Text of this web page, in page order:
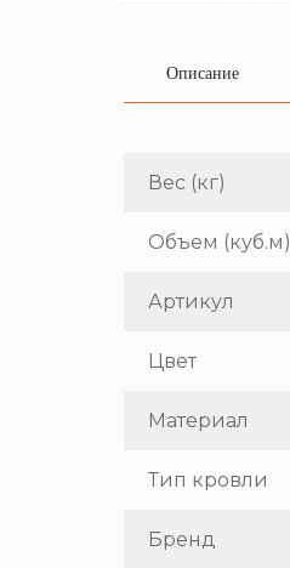
Описание
Вес (кг)
Объем (куб.м)
Артикул
Цвет
Материал
Тип кровли
Бренд